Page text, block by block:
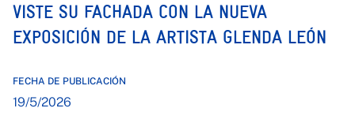
VISTE SU FACHADA CON LA NUEVA
EXPOSICIÓN DE LA ARTISTA GLENDA LEÓN
FECHA DE PUBLICACIÓN
19/5/2026